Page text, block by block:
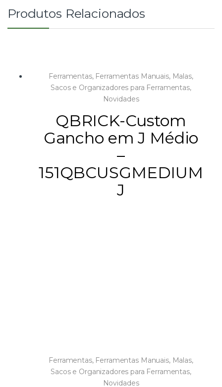
Produtos Relacionados
Ferramentas, Ferramentas Manuais, Malas,
Sacos e Organizadores para Ferramentas,
Novidades
QBRICK-Custom
Gancho em J Médio
–
151QBCUSGMEDIUM
J
Ferramentas, Ferramentas Manuais, Malas,
Sacos e Organizadores para Ferramentas,
Novidades